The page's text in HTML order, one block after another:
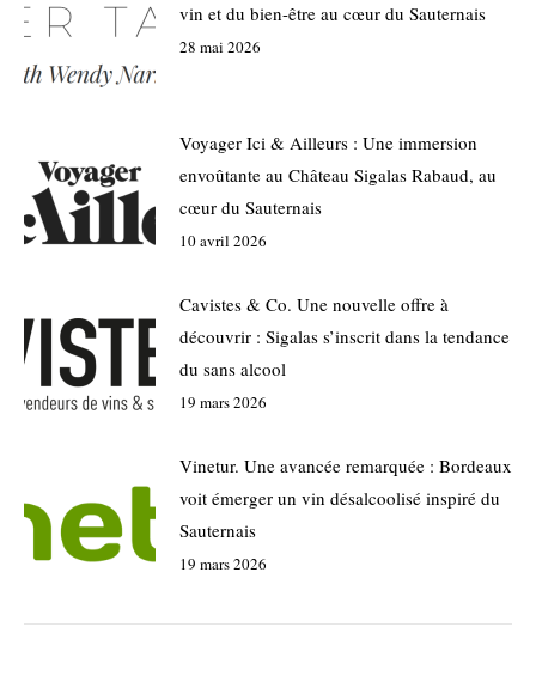
vin et du bien-être au cœur du Sauternais
28 mai 2026
Voyager Ici & Ailleurs : Une immersion
envoûtante au Château Sigalas Rabaud, au
cœur du Sauternais
10 avril 2026
Cavistes & Co. Une nouvelle offre à
découvrir : Sigalas s’inscrit dans la tendance
du sans alcool
19 mars 2026
Vinetur. Une avancée remarquée : Bordeaux
voit émerger un vin désalcoolisé inspiré du
Sauternais
19 mars 2026